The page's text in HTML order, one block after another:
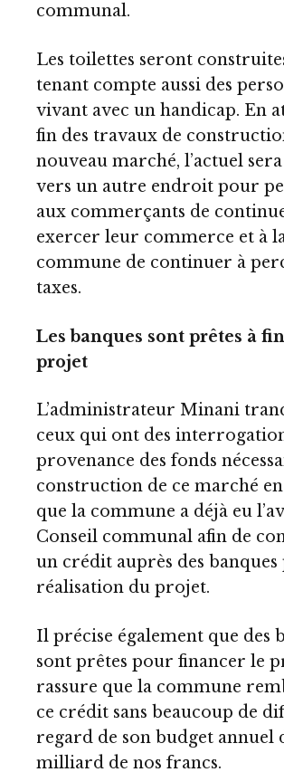
communal.
Les toilettes seront
tenant compte aussi des
vivant avec un handicap. En
fin des travaux de
nouveau marché, l’actuel
vers un autre endroit pour
aux commerçants de
exercer leur commerce et à
commune de continuer à
taxes.
Les banques sont prêtes à
projet
L’administrateur Minani
ceux qui ont des
provenance des fonds
construction de ce marché
que la commune a déjà eu
Conseil communal afin de
un crédit auprès des
réalisation du projet.
Il précise également que des
sont prêtes pour financer le
rassure que la commune
ce crédit sans beaucoup de
regard de son budget annuel
milliard de nos francs.